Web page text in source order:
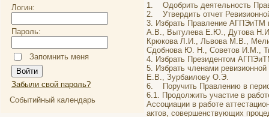
Логин:
Пароль:
Запомнить меня
Забыли свой пароль?
Событийный календарь
1. Одобрить деятельность
2. Утвердить отчет
3. Избрать Правление АГПЭиТМ
А.В., Вытулева Е.Ю., Дутова
Крюкова Л.И., Львова М.В.,
Сдобнова Ю. Н., Советов И.М.,
4. Избрать Президентом
5. Избрать членами
Е.В., Зурбаилову О.Э.
6. Поручить Правлению в
6.1. Продолжить участие в
Ассоциации в работе
актов, совершенствующих